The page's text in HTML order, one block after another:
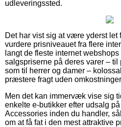
udleveringssted.
Det har vist sig at være yderst let
vurdere prisniveauet fra flere
langt de fleste internet
salgspriserne på deres varer – til
som til herrer og damer –
præstere fragt uden
Men det kan immervæk vise sig
enkelte e-butikker efter udsalg
Accessories inden du handler,
om at få fat i den mest attraktive